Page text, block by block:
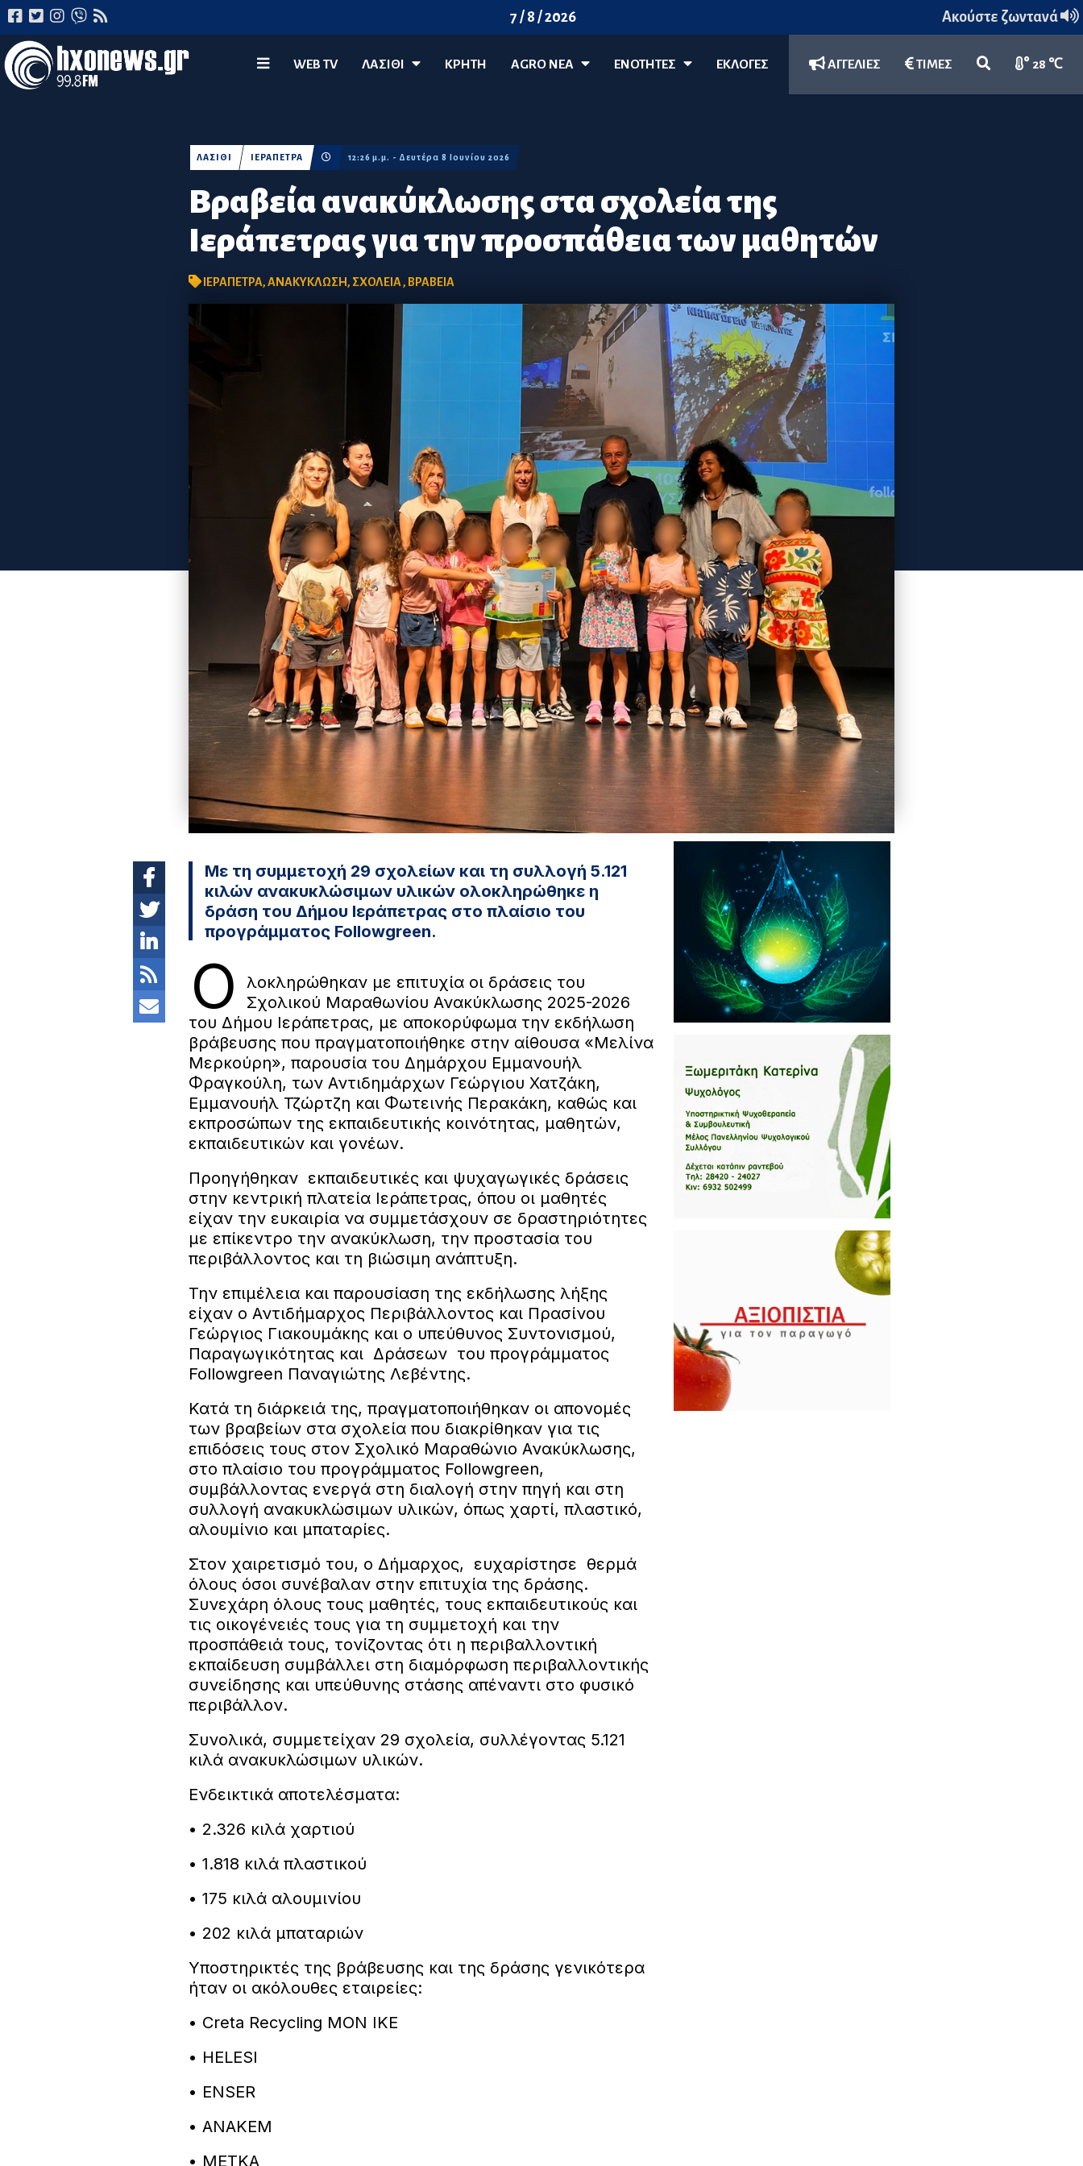
7 / 8 / 2026 Ακούστε ζωντανά
WEB TV ΛΑΣΊΘΙ ΚΡΗΤΗ AGRO ΝΈΑ ΕΝΟΤΗΤΕΣ ΕΚΛΟΓΕΣ ΑΓΓΕΛΙΕΣ ΤΙΜΕΣ 28 ℃
Βραβεία ανακύκλωσης στα σχολεία της
Ιεράπετρας για την προσπάθεια των μαθητών
ΛΑΣΙΘΙ ΙΕΡΑΠΕΤΡΑ 12:26 μ.μ. - Δευτέρα 8 Ιουνίου 2026
ΙΕΡΑΠΕΤΡΑ,ΑΝΑΚΥΚΛΩΣΗ, ΣΧΟΛΕΙΑ, ΒΡΑΒΕΙΑ
Με τη συμμετοχή 29 σχολείων και τη συλλογή 5.121
κιλών ανακυκλώσιμων υλικών ολοκληρώθηκε η
δράση του Δήμου Ιεράπετρας στο πλαίσιο του
προγράμματος Followgreen.
Ο
λοκληρώθηκαν με επιτυχία οι δράσεις του
Σχολικού Μαραθωνίου Ανακύκλωσης 2025-2026
του Δήμου Ιεράπετρας, με αποκορύφωμα την εκδήλωση
βράβευσης που πραγματοποιήθηκε στην αίθουσα «Μελίνα
Μερκούρη», παρουσία του Δημάρχου Εμμανουήλ
Φραγκούλη, των Αντιδημάρχων Γεώργιου Χατζάκη,
Εμμανουήλ Τζώρτζη και Φωτεινής Περακάκη, καθώς και
εκπροσώπων της εκπαιδευτικής κοινότητας, μαθητών,
εκπαιδευτικών και γονέων.
Προηγήθηκαν εκπαιδευτικές και ψυχαγωγικές δράσεις
στην κεντρική πλατεία Ιεράπετρας, όπου οι μαθητές
είχαν την ευκαιρία να συμμετάσχουν σε δραστηριότητες
με επίκεντρο την ανακύκλωση, την προστασία του
περιβάλλοντος και τη βιώσιμη ανάπτυξη.
Την επιμέλεια και παρουσίαση της εκδήλωσης λήξης
είχαν ο Αντιδήμαρχος Περιβάλλοντος και Πρασίνου
Γεώργιος Γιακουμάκης και ο υπεύθυνος Συντονισμού,
Παραγωγικότητας και Δράσεων του προγράμματος
Followgreen Παναγιώτης Λεβέντης.
Κατά τη διάρκειά της, πραγματοποιήθηκαν οι απονομές
των βραβείων στα σχολεία που διακρίθηκαν για τις
επιδόσεις τους στον Σχολικό Μαραθώνιο Ανακύκλωσης,
στο πλαίσιο του προγράμματος Followgreen,
συμβάλλοντας ενεργά στη διαλογή στην πηγή και στη
συλλογή ανακυκλώσιμων υλικών, όπως χαρτί, πλαστικό,
αλουμίνιο και μπαταρίες.
Στον χαιρετισμό του, ο Δήμαρχος, ευχαρίστησε θερμά
όλους όσοι συνέβαλαν στην επιτυχία της δράσης.
Συνεχάρη όλους τους μαθητές, τους εκπαιδευτικούς και
τις οικογένειές τους για τη συμμετοχή και την
προσπάθειά τους, τονίζοντας ότι η περιβαλλοντική
εκπαίδευση συμβάλλει στη διαμόρφωση περιβαλλοντικής
συνείδησης και υπεύθυνης στάσης απέναντι στο φυσικό
περιβάλλον.
Συνολικά, συμμετείχαν 29 σχολεία, συλλέγοντας 5.121
κιλά ανακυκλώσιμων υλικών.
Ενδεικτικά αποτελέσματα:
• 2.326 κιλά χαρτιού
• 1.818 κιλά πλαστικού
• 175 κιλά αλουμινίου
• 202 κιλά μπαταριών
Υποστηρικτές της βράβευσης και της δράσης γενικότερα
ήταν οι ακόλουθες εταιρείες:
• Creta Recycling MON IKE
• HELESI
• ENSER
• ΑΝΑΚΕΜ
• METKA